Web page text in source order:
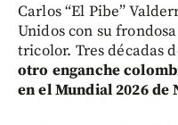
Carlos “El Pibe”
Unidos con su
tricolor. Tres décadas
otro enganche
en el Mundial 2026 de